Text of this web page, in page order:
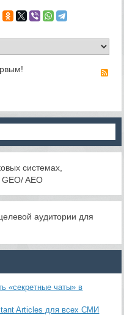
системах,
AEO
аудитории для
«секретные чаты» в
Articles для всех СМИ